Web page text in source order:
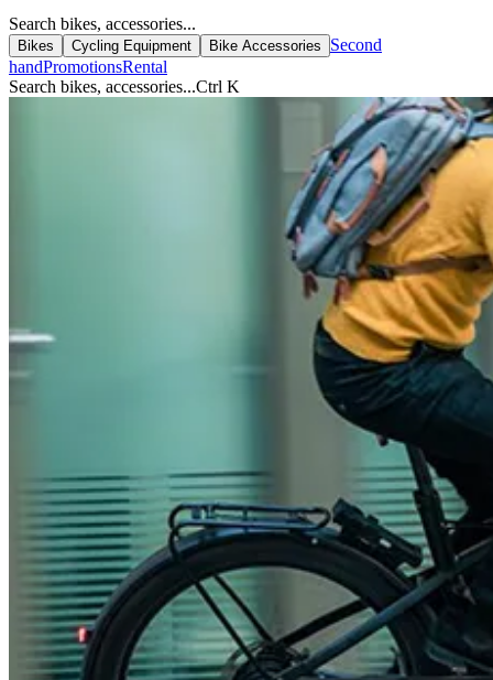
Search bikes, accessories...
Bikes Cycling Equipment Bike Accessories
Second
handPromotionsRental
Search bikes, accessories...Ctrl K